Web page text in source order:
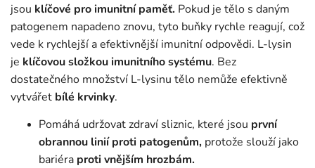
jsou klíčové pro imunitní paměť. Pokud je tělo s daným
patogenem napadeno znovu, tyto buňky rychle reagují, což
vede k rychlejší a efektivnější imunitní odpovědi. L-lysin
je klíčovou složkou imunitního systému. Bez
dostatečného množství L-lysinu tělo nemůže efektivně
vytvářet bílé krvinky.
Pomáhá udržovat zdraví sliznic, které jsou první
obrannou linií proti patogenům, protože slouží jako
bariéra proti vnějším hrozbám.